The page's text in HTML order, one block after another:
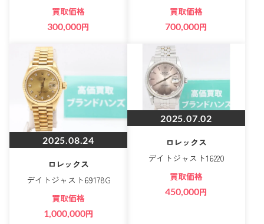
買取価格
300,000円
買取価格
700,000円
2025.08.24
ロレックス
デイトジャスト69178G
買取価格
1,000,000円
2025.07.02
ロレックス
デイトジャスト16220
買取価格
450,000円